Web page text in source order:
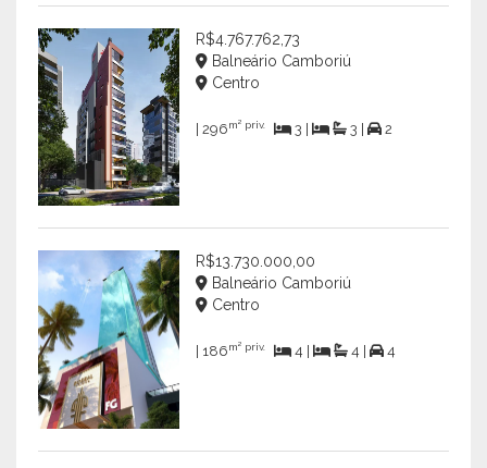
R$4.767.762,73
Balneário Camboriú
Centro
| 296m² priv. 3 | 3 | 2
R$13.730.000,00
Balneário Camboriú
Centro
| 186m² priv. 4 | 4 | 4